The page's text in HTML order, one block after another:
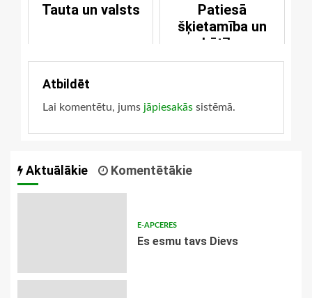
Tauta un valsts
Patiesā
šķietamība un
būtība
Atbildēt
Lai komentētu, jums jāpiesakās sistēmā.
Aktuālākie Komentētākie
E-APCERES
Es esmu tavs Dievs